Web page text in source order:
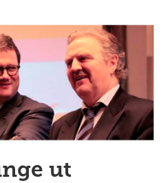
ut